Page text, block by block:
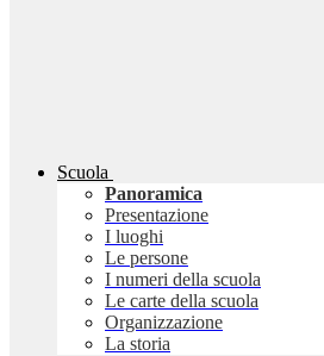
Scuola
Panoramica
Presentazione
I luoghi
Le persone
I numeri della scuola
Le carte della scuola
Organizzazione
La storia